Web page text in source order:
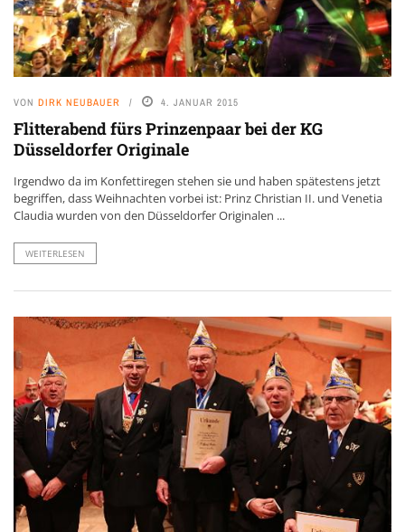
VON DIRK NEUBAUER 4. JANUAR 2015
Flitterabend fürs Prinzenpaar bei der KG
Düsseldorfer Originale
Irgendwo da im Konfettiregen stehen sie und haben spätestens jetzt
begriffen, dass Weihnachten vorbei ist: Prinz Christian II. und Venetia
Claudia wurden von den Düsseldorfer Originalen ...
WEITERLESEN